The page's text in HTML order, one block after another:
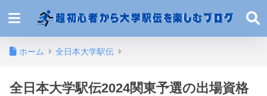
ホーム 全日本大学駅伝
全日本大学駅伝2024関東予選の出場資格